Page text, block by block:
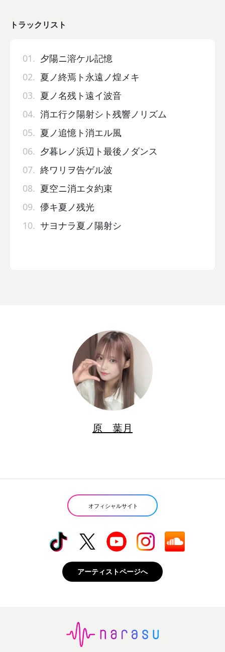
トラックリスト
01. 夕陽ニ溶ケル記憶
02. 夏ノ終焉ト永遠ノ煌メキ
03. 夏ノ名残ト遠イ波音
04. 消エ行ク陽射シト残響ノリズム
05. 夏ノ追憶ト消エル風
06. 夕暮レノ浜辺ト最後ノダンス
07. 終ワリヲ告ゲル波
08. 夏空ニ消エタ約束
09. 儚キ夏ノ残光
10. サヨナラ夏ノ陽射シ
原 葉月
オフィシャルサイト
アーティストページへ